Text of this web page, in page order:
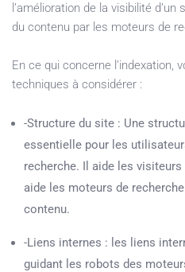
l’amélioration de la visibilité
du contenu par les moteurs de
En ce qui concerne l’indexation,
techniques à considérer :
-Structure du site : Une
essentielle pour les
recherche. Il aide les
aide les moteurs de
contenu.
-Liens internes : les liens
guidant les robots des